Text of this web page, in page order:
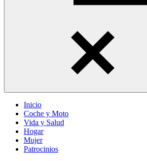
Inicio
Coche y Moto
Vida y Salud
Hogar
Mujer
Patrocinios